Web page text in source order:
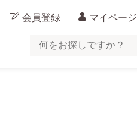
会員登録 マイページ